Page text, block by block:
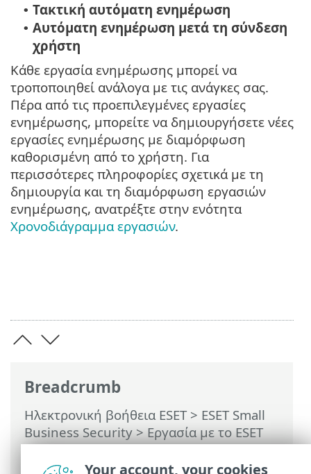
Breadcrumb
Ηλεκτρονική βοήθεια ESET> ESET Small
Business Security>Εργασία με το ESET
Small Business Security>Ενημέρωση>
Πώς να δημιουργήσετε εργασίες
• Τακτική αυτόματη ενημέρωση
• Αυτόματη ενημέρωση μετά τη σύνδεση
χρήστη
Κάθε εργασία ενημέρωσης μπορεί να
τροποποιηθεί ανάλογα με τις ανάγκες σας.
Πέρα από τις προεπιλεγμένες εργασίες
ενημέρωσης, μπορείτε να δημιουργήσετε νέες
εργασίες ενημέρωσης με διαμόρφωση
καθορισμένη από το χρήστη. Για
περισσότερες πληροφορίες σχετικά με τη
δημιουργία και τη διαμόρφωση εργασιών
ενημέρωσης, ανατρέξτε στην ενότητα
Χρονοδιάγραμμα εργασιών.
Your account, your cookies